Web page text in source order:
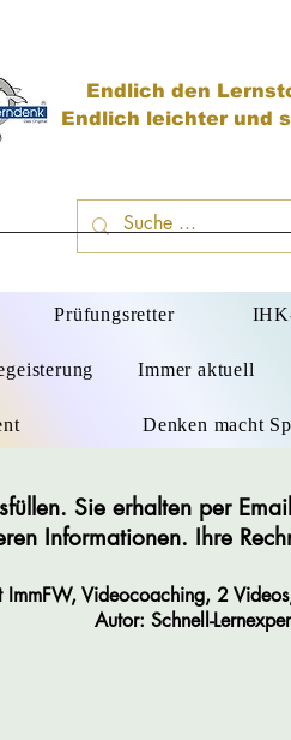
Endlich den
Endlich leichter und
Prüfungsretter
Immer aktuell
Denken macht
Sie erhalten per
Informationen. Ihre
ImmFW, Videocoaching, 2
Autor: Schnell-